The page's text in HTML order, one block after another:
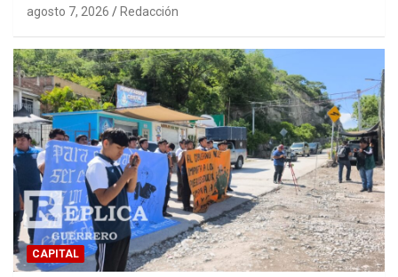
agosto 7, 2026 Redacción
CAPITAL